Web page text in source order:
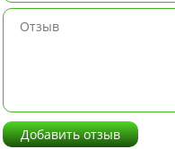
Добавить отзыв